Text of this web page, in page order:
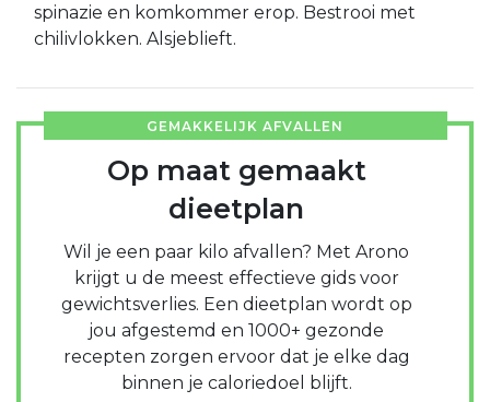
spinazie en komkommer erop. Bestrooi met
chilivlokken. Alsjeblieft.
GEMAKKELIJK AFVALLEN
Op maat gemaakt
dieetplan
Wil je een paar kilo afvallen? Met Arono
krijgt u de meest effectieve gids voor
gewichtsverlies. Een dieetplan wordt op
jou afgestemd en 1000+ gezonde
recepten zorgen ervoor dat je elke dag
binnen je caloriedoel blijft.